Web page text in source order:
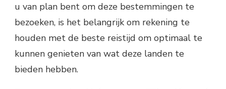
u van plan bent om deze bestemmingen te
bezoeken, is het belangrijk om rekening te
houden met de beste reistijd om optimaal te
kunnen genieten van wat deze landen te
bieden hebben.